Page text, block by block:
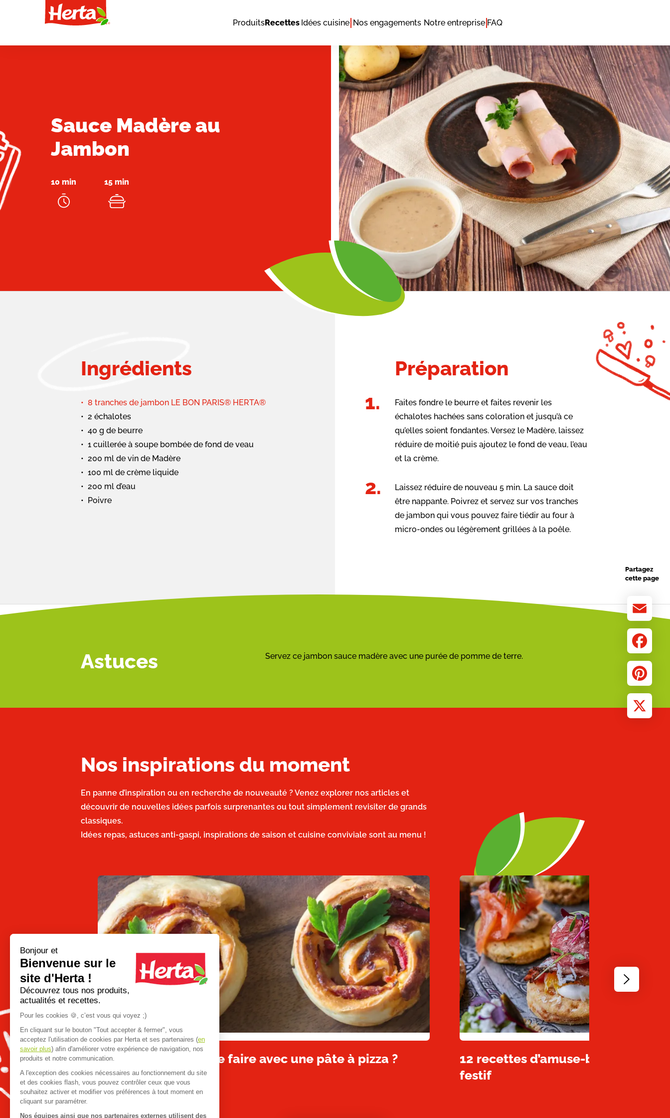
ProduitsRecettes Idées cuisine Nos engagements Notre entreprise FAQ
Sauce Madère au
Jambon
10 min 15 min
Ingrédients
8 tranches de jambon LE BON PARIS® HERTA®
2 échalotes
40 g de beurre
1 cuillerée à soupe bombée de fond de veau
200 ml de vin de Madère
100 ml de crème liquide
200 ml d’eau
Poivre
Préparation
Faites fondre le beurre et faites revenir les
échalotes hachées sans coloration et jusqu’à ce
qu’elles soient fondantes. Versez le Madère, laissez
réduire de moitié puis ajoutez le fond de veau, l’eau
et la crème.
Laissez réduire de nouveau 5 min. La sauce doit
être nappante. Poivrez et servez sur vos tranches
de jambon qui vous pouvez faire tiédir au four à
micro-ondes ou légèrement grillées à la poêle.
Astuces Servez ce jambon sauce madère avec une purée de pomme de terre.
Partagez
cette page
Email
Facebook
Pinterest
Nos inspirations du moment
En panne d’inspiration ou en recherche de nouveauté ? Venez explorer nos articles et
découvrir de nouvelles idées parfois surprenantes ou tout simplement revisiter de grands
classiques.
Idées repas, astuces anti-gaspi, inspirations de saison et cuisine conviviale sont au menu !
Go
to
previous
slide
Go
to
Apéro dînatoire : que faire avec une pâte à pizza ?
12 recettes d’amuse-bouches
festif
Bonjour et
Bienvenue sur le
site d'Herta !
Découvrez tous nos produits,
actualités et recettes.
Pour les cookies 🍪, c’est vous qui voyez ;)
En cliquant sur le bouton "Tout accepter & fermer", vous
acceptez l'utilisation de cookies par Herta et ses partenaires (en
savoir plus) afin d'améliorer votre expérience de navigation, nos
produits et notre communication.
A l'exception des cookies nécessaires au fonctionnement du site
et des cookies flash, vous pouvez contrôler ceux que vous
souhaitez activer et modifier vos préférences à tout moment en
cliquant sur paramétrer.
Nos équipes ainsi que nos partenaires externes utilisent des